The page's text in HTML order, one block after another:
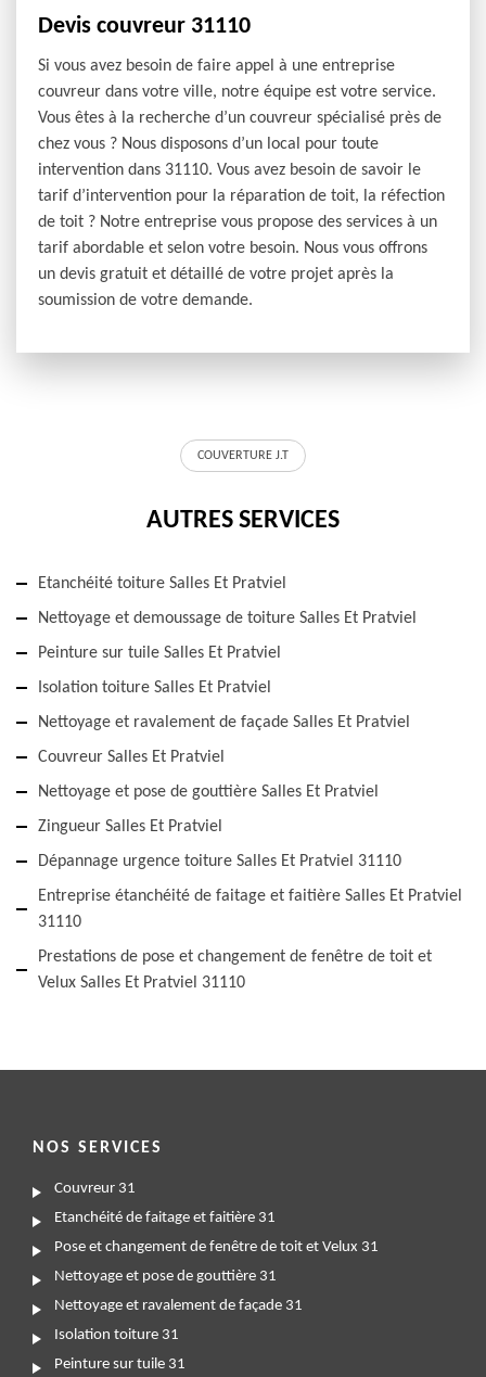
Devis couvreur 31110
Si vous avez besoin de faire appel à une entreprise
couvreur dans votre ville, notre équipe est votre service.
Vous êtes à la recherche d’un couvreur spécialisé près de
chez vous ? Nous disposons d’un local pour toute
intervention dans 31110. Vous avez besoin de savoir le
tarif d’intervention pour la réparation de toit, la réfection
de toit ? Notre entreprise vous propose des services à un
tarif abordable et selon votre besoin. Nous vous offrons
un devis gratuit et détaillé de votre projet après la
soumission de votre demande.
COUVERTURE J.T
AUTRES SERVICES
Etanchéité toiture Salles Et Pratviel
Nettoyage et demoussage de toiture Salles Et Pratviel
Peinture sur tuile Salles Et Pratviel
Isolation toiture Salles Et Pratviel
Nettoyage et ravalement de façade Salles Et Pratviel
Couvreur Salles Et Pratviel
Nettoyage et pose de gouttière Salles Et Pratviel
Zingueur Salles Et Pratviel
Dépannage urgence toiture Salles Et Pratviel 31110
Entreprise étanchéité de faitage et faitière Salles Et Pratviel
31110
Prestations de pose et changement de fenêtre de toit et
Velux Salles Et Pratviel 31110
NOS SERVICES
Couvreur 31
Etanchéité de faitage et faitière 31
Pose et changement de fenêtre de toit et Velux 31
Nettoyage et pose de gouttière 31
Nettoyage et ravalement de façade 31
Isolation toiture 31
Peinture sur tuile 31